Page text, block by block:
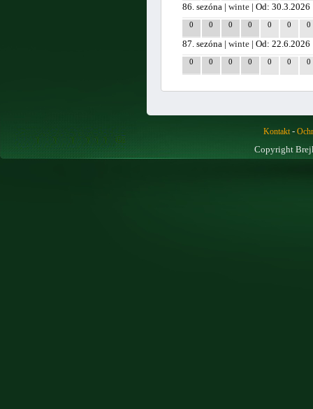
86. sezóna |winte | Od: 30.3.2026
0 0 0 0 0 0 0
87. sezóna |winte | Od: 22.6.2026
0 0 0 0 0 0 0
Kontakt-
Copyright